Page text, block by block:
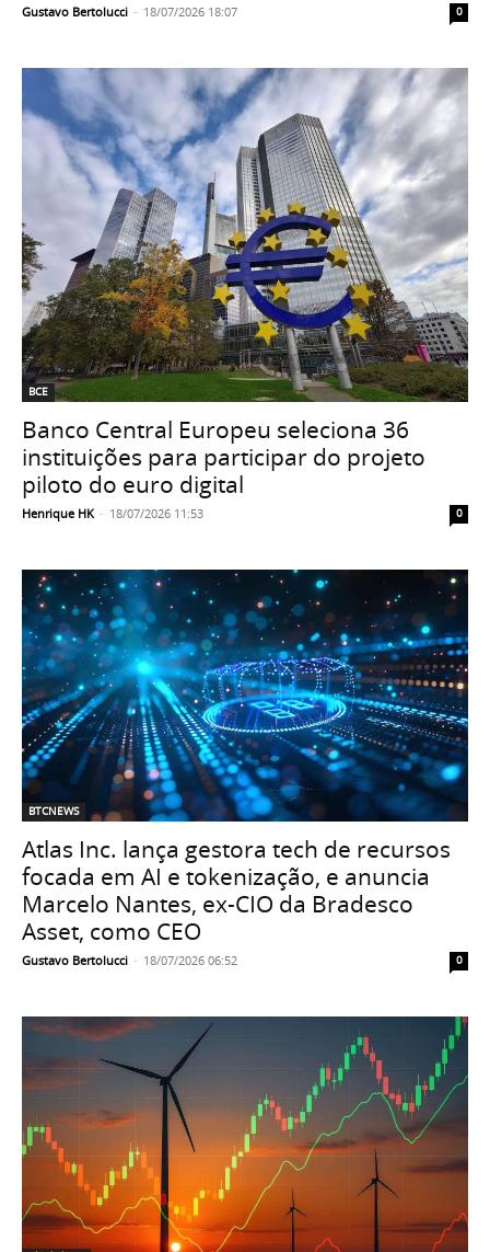
Gustavo Bertolucci - 18/07/2026 18:07 0
BCE
Banco Central Europeu seleciona 36
instituições para participar do projeto
piloto do euro digital
Henrique HK - 18/07/2026 11:53 0
BTCNEWS
Atlas Inc. lança gestora tech de recursos
focada em AI e tokenização, e anuncia
Marcelo Nantes, ex-CIO da Bradesco
Asset, como CEO
Gustavo Bertolucci - 18/07/2026 06:52 0